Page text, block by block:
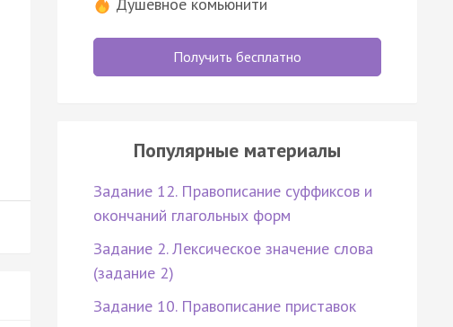
Душевное комьюнити
Получить бесплатно
Популярные материалы
Задание 12. Правописание суффиксов и
окончаний глагольных форм
Задание 2. Лексическое значение слова
(задание 2)
Задание 10. Правописание приставок